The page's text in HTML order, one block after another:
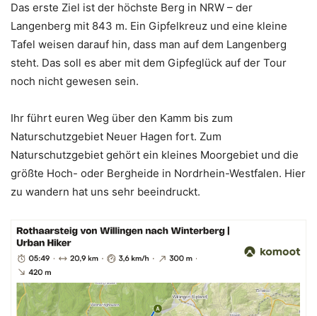
Das erste Ziel ist der höchste Berg in NRW – der
Langenberg mit 843 m. Ein Gipfelkreuz und eine kleine
Tafel weisen darauf hin, dass man auf dem Langenberg
steht. Das soll es aber mit dem Gipfeglück auf der Tour
noch nicht gewesen sein.
Ihr führt euren Weg über den Kamm bis zum
Naturschutzgebiet Neuer Hagen fort. Zum
Naturschutzgebiet gehört ein kleines Moorgebiet und die
größte Hoch- oder Bergheide in Nordrhein-Westfalen. Hier
zu wandern hat uns sehr beeindruckt.